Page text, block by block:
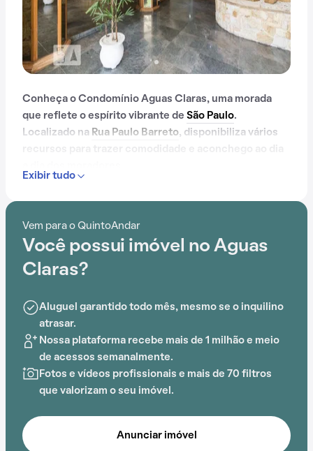
Conheça o Condomínio Aguas Claras, uma morada
que reflete o espírito vibrante de São Paulo.
Localizado na Rua Paulo Barreto, disponibiliza vários
Contando com portaria 24 horas, elevador, academia,
churrasqueira, playground e salão de jogos, o
Condomínio Aguas Claras é preparado para atender às
necessidades dos moradores que buscam lazer e
A proximidade com Shopping Center Pirituba,
Pirituba
Terminal Pirituba
, E.E.P.S.G "Mariano de
Oliveira", Praça Tonico e Tinoco e UBS Chácara Inglesa
acrescenta praticidade e comodidade na rotina dos
que residem no local.
Exibir tudo
Vem para o QuintoAndar
Você possui imóvel no Aguas
Claras?
Aluguel garantido todo mês, mesmo se o inquilino
atrasar.
Nossa plataforma recebe mais de 1 milhão e meio
de acessos semanalmente.
Fotos e vídeos profissionais e mais de 70 filtros
que valorizam o seu imóvel.
Anunciar imóvel